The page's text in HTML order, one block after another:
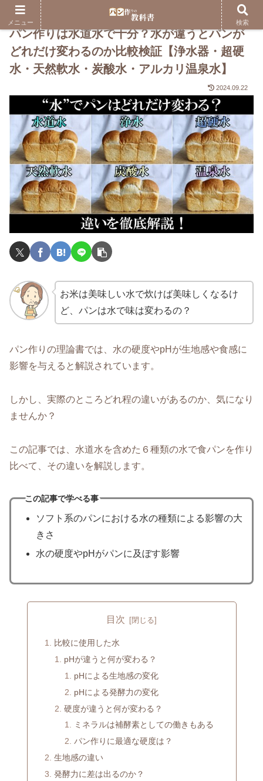
パン作りは水道水で十分？水が違うとパンが
どれだけ変わるのか比較検証【浄水器・超硬
水・天然軟水・炭酸水・アルカリ温泉水】
2024.09.22
お米は美味しい水で炊けば美味しくなるけ
ど、パンは水で味は変わるの？
パン作りの理論書では、水の硬度やpHが生地感や食感に
影響を与えると解説されています。
しかし、実際のところどれ程の違いがあるのか、気になり
ませんか？
この記事では、水道水を含めた６種類の水で食パンを作り
比べて、その違いを解説します。
この記事で学べる事
ソフト系のパンにおける水の種類による影響の大
きさ
水の硬度やpHがパンに及ぼす影響
目次
比較に使用した水
pHが違うと何が変わる？
pHによる生地感の変化
pHによる発酵力の変化
硬度が違うと何が変わる？
ミネラルは補酵素としての働きもある
パン作りに最適な硬度は？
生地感の違い
発酵力に差は出るのか？
メニュー 検索